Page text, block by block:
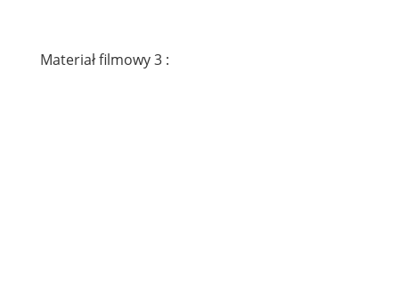
Materiał filmowy 3 :